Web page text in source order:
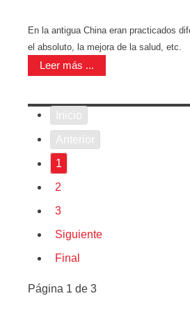
En la antigua China eran practicados
el absoluto, la mejora de la salud, etc.
Leer más ...
Inicio
Anterior
1
2
3
Siguiente
Final
Página 1 de 3